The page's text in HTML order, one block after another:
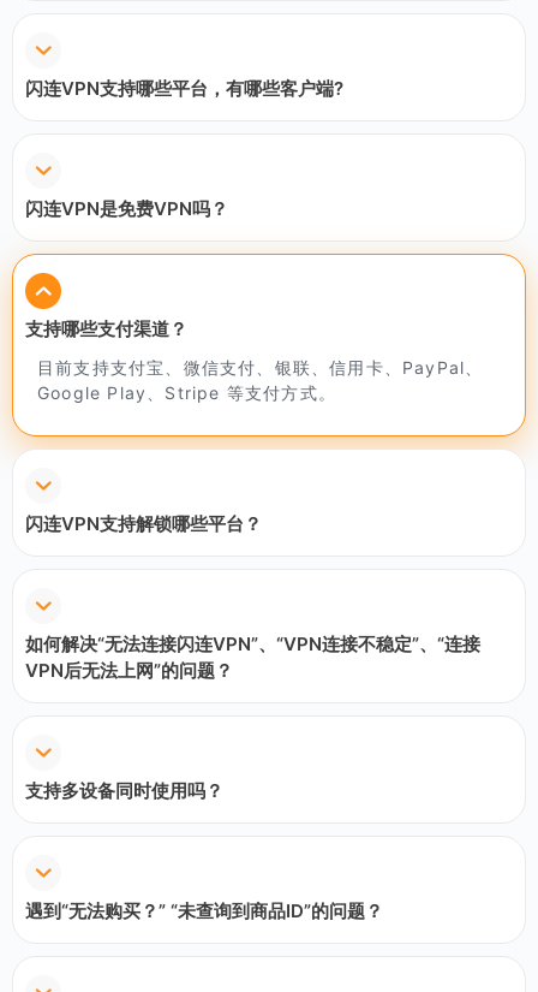
闪连VPN支持哪些平台，有哪些客户端?
闪连VPN是免费VPN吗？
支持哪些支付渠道？
目前支持支付宝、微信支付、银联、信用卡、PayPal、
Google Play、Stripe 等支付方式。
闪连VPN支持解锁哪些平台？
如何解决“无法连接闪连VPN”、“VPN连接不稳定”、“连接
VPN后无法上网”的问题？
支持多设备同时使用吗？
遇到“无法购买？” “未查询到商品ID”的问题？